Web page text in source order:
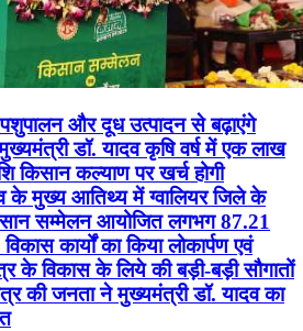
और दूध उत्पादन से बढ़ाएंगे
डॉ. यादव कृषि वर्ष में एक लाख
किसान कल्याण पर खर्च होगी
के मुख्य आतिथ्य में ग्वालियर जिले के
सम्मेलन आयोजित लगभग 87.21
कार्यों का किया लोकार्पण एवं
के विकास के लिये की बड़ी-बड़ी सौगातों
की जनता ने मुख्यमंत्री डॉ. यादव का